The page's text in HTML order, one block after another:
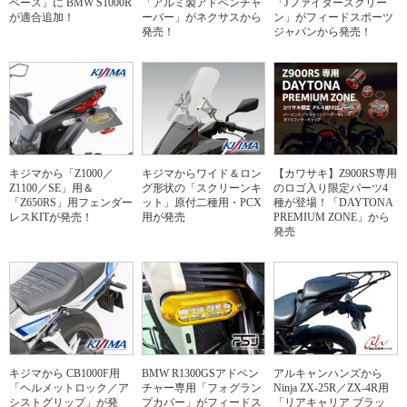
ベース」に BMW S1000R
が適合追加！
「アルミ製アドベンチャ
ーバー」がネクサスから
発売！
「Jファイタースクリー
ン」がフィードスポーツ
ジャパンから発売！
キジマから「Z1000／
Z1100／SE」用＆
「Z650RS」用フェンダー
レスKITが発売！
キジマからワイド＆ロン
グ形状の「スクリーンキ
ット」原付二種用・PCX
用が発売
【カワサキ】Z900RS専用
のロゴ入り限定パーツ4
種が登場！「DAYTONA
PREMIUM ZONE」から
発売
キジマから CB1000F用
「ヘルメットロック／ア
シストグリップ」が発
BMW R1300GSアドベン
チャー専用「フォグラン
プカバー」がフィードス
アルキャンハンズから
Ninja ZX-25R／ZX-4R用
「リアキャリア ブラッ